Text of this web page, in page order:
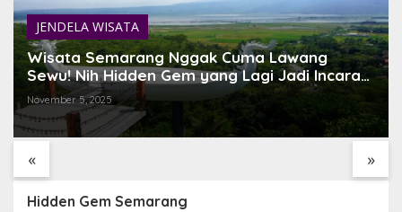
JENDELA WISATA
Wisata Semarang Nggak Cuma Lawang
Sewu! Nih Hidden Gem yang Lagi Jadi Incaran
Traveler
November 5, 2025
« »
TEMUKAN BALI YANG
BELUM PERNAH KAMU
SARI TIMBUL GLASS
FACTORY HIDDEN GEM
Hidden Gem Semarang